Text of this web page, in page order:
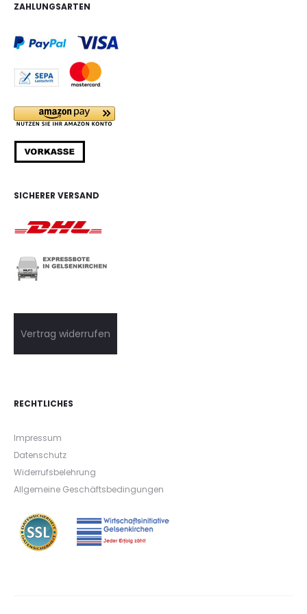
ZAHLUNGSARTEN
SICHERER VERSAND
Vertrag widerrufen
RECHTLICHES
Impressum
Datenschutz
Widerrufsbelehrung
Allgemeine Geschäftsbedingungen